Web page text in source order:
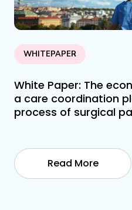
WHITEPAPER
White Paper: The
a care coordination
process of surgical
Read More